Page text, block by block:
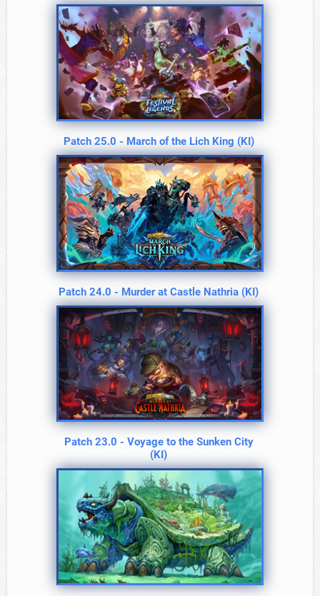
Patch 25.0 - March of the Lich King (KI)
Patch 24.0 - Murder at Castle Nathria (KI)
Patch 23.0 - Voyage to the Sunken City
(KI)